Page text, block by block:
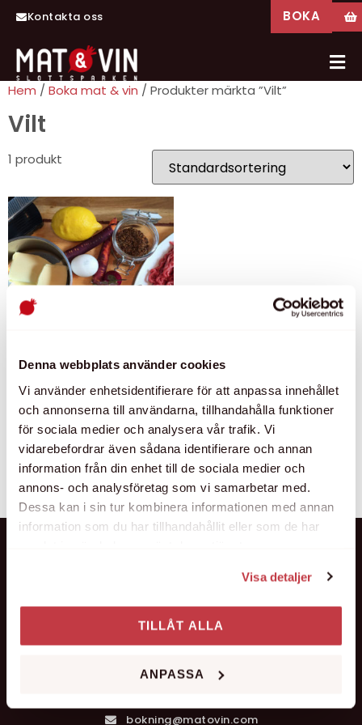
Denna webbplats använder cookies
Vi använder enhetsidentifierare för att anpassa innehållet
och annonserna till användarna, tillhandahålla funktioner
för sociala medier och analysera vår trafik. Vi
vidarebefordrar även sådana identifierare och annan
information från din enhet till de sociala medier och
annons- och analysföretag som vi samarbetar med.
Dessa kan i sin tur kombinera informationen med annan
information som du har tillhandahållit eller som de har
Visa detaljer
TILLÅT ALLA
ANPASSA
Kontakta oss BOKA
Hem / Boka mat & vin / Produkter märkta ”Vilt”
Vilt
1 produkt
Vilda djur & skogens
skafferi – 19 oktober
2 500,00 kr
Lägg i varukorg
Kung Oscars väg 2
211 18 Malmö
bokning@matovin.com